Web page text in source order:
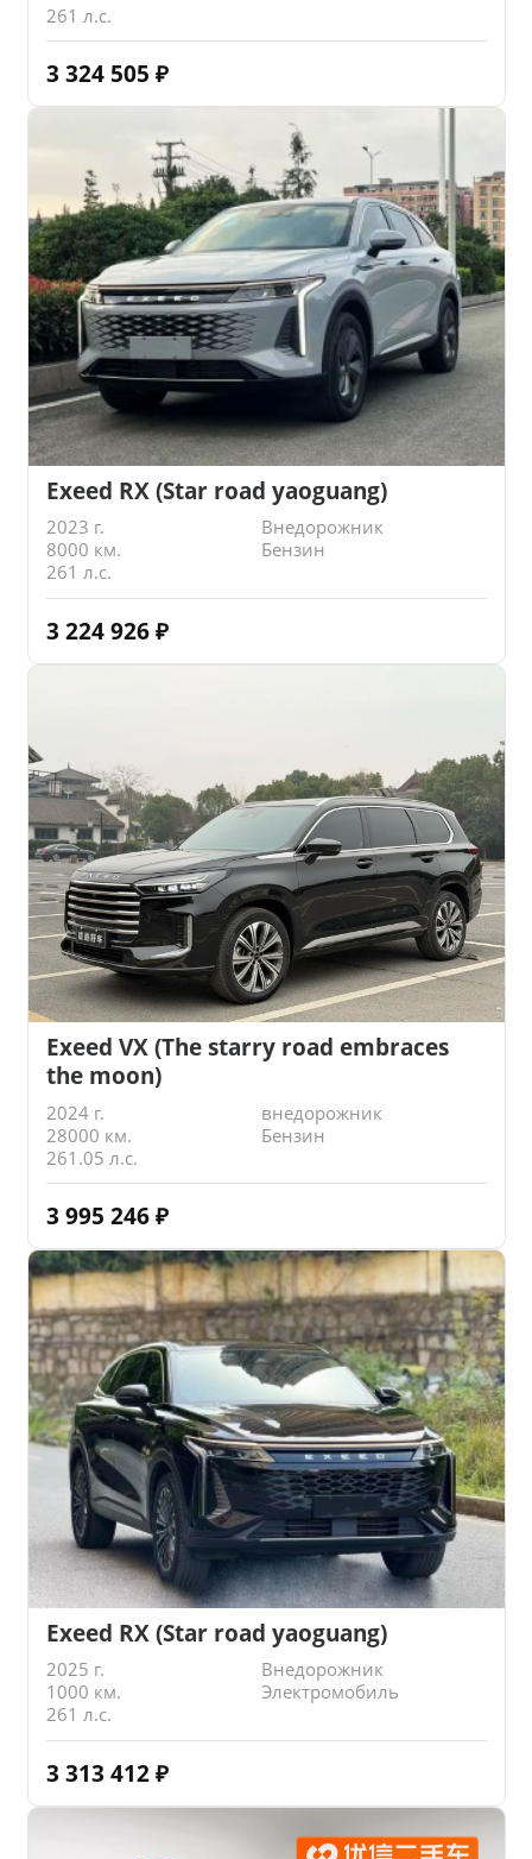
261 л.с.
3 324 505 ₽
Exeed RX (Star road yaoguang)
2023 г.
Внедорожник
8000 км.
Бензин
261 л.с.
3 224 926 ₽
Exeed VX (The starry road embraces
the moon)
2024 г.
внедорожник
28000 км.
Бензин
261.05 л.с.
3 995 246 ₽
Exeed RX (Star road yaoguang)
2025 г.
Внедорожник
1000 км.
Электромобиль
261 л.с.
3 313 412 ₽